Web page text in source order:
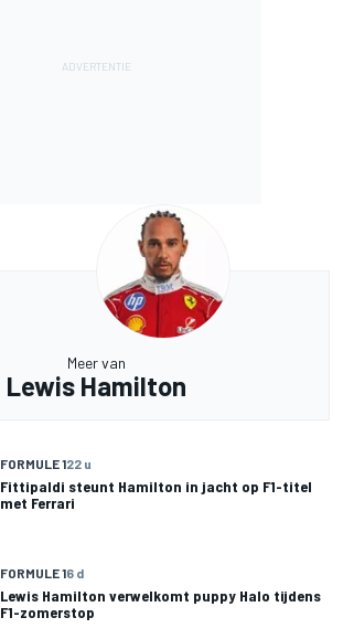
Meer van
Lewis Hamilton
FORMULE 122 u
Fittipaldi steunt Hamilton in jacht op F1-titel
met Ferrari
FORMULE 16 d
Lewis Hamilton verwelkomt puppy Halo tijdens
F1-zomerstop